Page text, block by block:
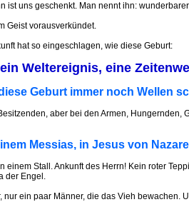
ist uns geschenkt. Man nennt ihn:
Geist vorausverkündet.
hat so eingeschlagen, wie diese Geburt:
Weltereignis, eine
Geburt immer noch Wellen
aber bei den Armen,
Messias, in Jesus von
einem Stall. Ankunft des Herrn! Kein roter
der Engel.
nur ein paar Männer, die das Vieh